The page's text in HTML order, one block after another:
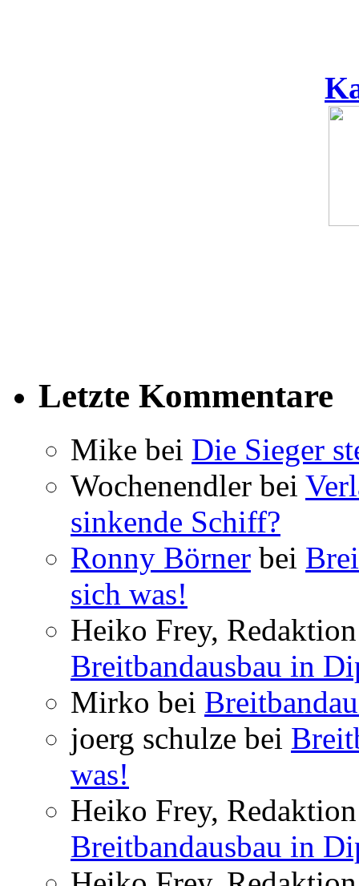
Letzte Kommentare
Mike bei Die Sieger
Wochenendler bei
sinkende Schiff?
Ronny Börner bei
sich was!
Heiko Frey,
Breitbandausbau in
Mirko bei
joerg schulze bei
was!
Heiko Frey,
Breitbandausbau in